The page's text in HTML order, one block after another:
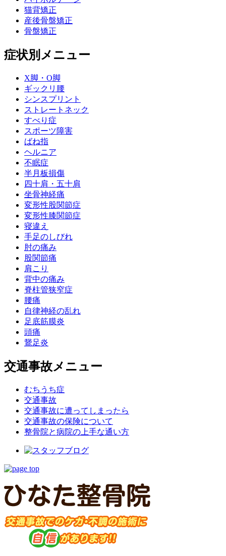
猫背矯正
産後骨盤矯正
骨盤矯正
症状別メニュー
X脚・O脚
ギックリ腰
シンスプリント
ストレートネック
すべり症
スポーツ障害
ばね指
ヘルニア
不眠症
半月板損傷
四十肩・五十肩
坐骨神経痛
変形性股関節症
変形性膝関節症
寝違え
手足のしびれ
肘の痛み
股関節痛
肩こり
背中の痛み
脊柱管狭窄症
腰痛
自律神経の乱れ
足底筋膜炎
頭痛
鵞足炎
交通事故メニュー
むちうち症
交通事故
交通事故に遭ってしまったら
交通事故の保険について
整骨院と病院の上手な通い方